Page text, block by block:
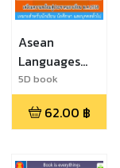
Asean
Languages
Malaysia
5D book
62.00 ฿